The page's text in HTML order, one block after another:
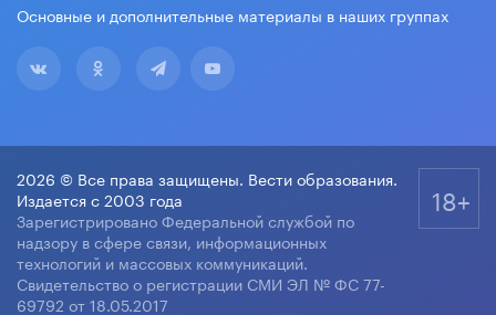
Основные и дополнительные материалы в наших группах
2026 © Все права защищены. Вести образования.
Издается с 2003 года
Зарегистрировано Федеральной службой по
надзору в сфере связи, информационных
технологий и массовых коммуникаций.
Свидетельство о регистрации СМИ ЭЛ № ФС 77-
69792 от 18.05.2017
18+